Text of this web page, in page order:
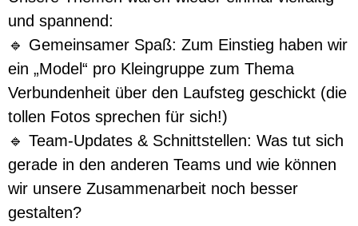
und spannend:
🔹 Gemeinsamer Spaß: Zum Einstieg haben wir
ein „Model“ pro Kleingruppe zum Thema
Verbundenheit über den Laufsteg geschickt (die
tollen Fotos sprechen für sich!)
🔹 Team-Updates & Schnittstellen: Was tut sich
gerade in den anderen Teams und wie können
wir unsere Zusammenarbeit noch besser
gestalten?